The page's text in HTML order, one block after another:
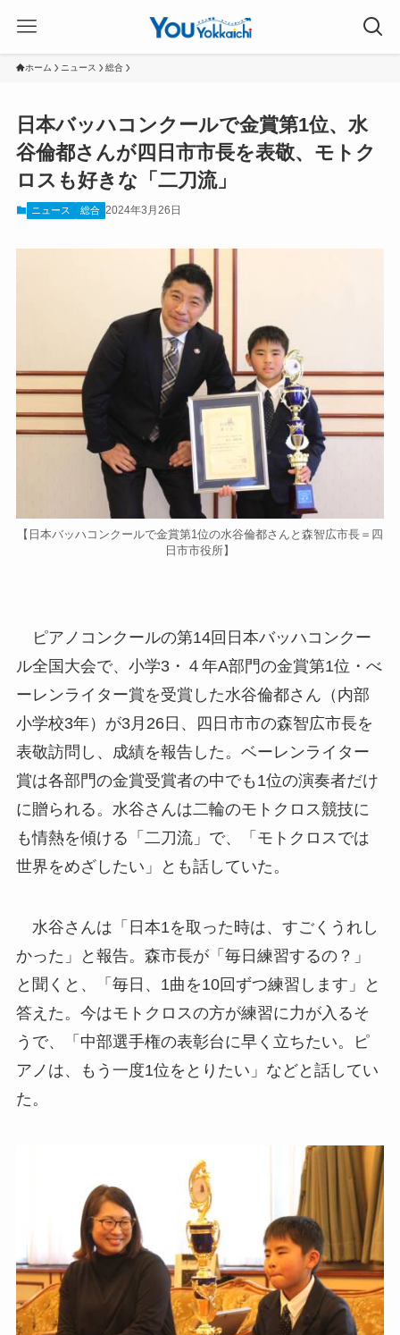
ホーム ニュース 総合
日本バッハコンクールで金賞第1位、水
谷倫都さんが四日市市長を表敬、モトク
ロスも好きな「二刀流」
ニュース 総合 2024年3月26日
【日本バッハコンクールで金賞第1位の水谷倫都さんと森智広市長＝四
日市市役所】
ピアノコンクールの第14回日本バッハコンクー
ル全国大会で、小学3・４年A部門の金賞第1位・べ
ーレンライター賞を受賞した水谷倫都さん（内部
小学校3年）が3月26日、四日市市の森智広市長を
表敬訪問し、成績を報告した。ベーレンライター
賞は各部門の金賞受賞者の中でも1位の演奏者だけ
に贈られる。水谷さんは二輪のモトクロス競技に
も情熱を傾ける「二刀流」で、「モトクロスでは
世界をめざしたい」とも話していた。
水谷さんは「日本1を取った時は、すごくうれし
かった」と報告。森市長が「毎日練習するの？」
と聞くと、「毎日、1曲を10回ずつ練習します」と
答えた。今はモトクロスの方が練習に力が入るそ
うで、「中部選手権の表彰台に早く立ちたい。ピ
アノは、もう一度1位をとりたい」などと話してい
た。